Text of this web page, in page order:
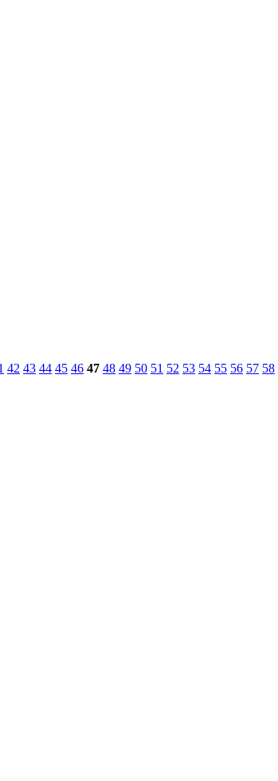
42 43 44 45 46 47 48 49 50 51 52 53 54 55 56 57 58